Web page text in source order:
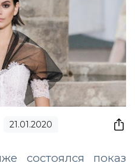
21.01.2020
состоялся показ